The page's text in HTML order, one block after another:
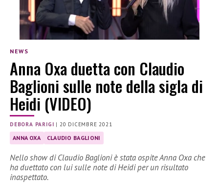
NEWS
Anna Oxa duetta con Claudio
Baglioni sulle note della sigla di
Heidi (VIDEO)
DEBORA PARIGI | 20 DICEMBRE 2021
ANNA OXA CLAUDIO BAGLIONI
Nello show di Claudio Baglioni è stata ospite Anna Oxa che
ha duettato con lui sulle note di Heidi per un risultato
inaspettato.